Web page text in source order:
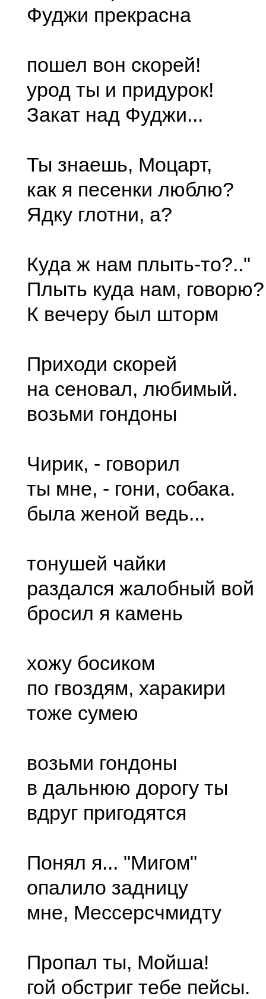
Фуджи прекрасна
пошел вон скорей!
урод ты и придурок!
Закат над Фуджи...
Ты знаешь, Моцарт,
как я песенки люблю?
Ядку глотни, а?
Куда ж нам плыть-то?.."
Плыть куда нам, говорю?
К вечеру был шторм
Приходи скорей
на сеновал, любимый.
возьми гондоны
Чирик, - говорил
ты мне, - гони, собака.
была женой ведь...
тонушей чайки
раздался жалобный вой
бросил я камень
хожу босиком
по гвоздям, харакири
тоже сумею
возьми гондоны
в дальнюю дорогу ты
вдруг пригодятся
Понял я... "Мигом"
опалило задницу
мне, Мессерсчмидту
Пропал ты, Мойша!
гой обстриг тебе пейсы.